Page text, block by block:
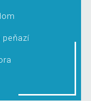
peňazí